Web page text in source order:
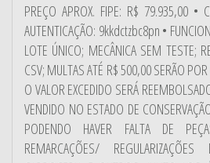
PREÇO APROX. FIPE: R$ 79.935,00 •
AUTENTICAÇÃO: 9kkdctzbc8pn •
LOTE ÚNICO; MECÂNICA SEM TESTE;
CSV; MULTAS ATÉ R$ 500,00 SERÃO
O VALOR EXCEDIDO SERÁ
VENDIDO NO ESTADO DE
PODENDO HAVER FALTA DE
REMARCAÇÕES/